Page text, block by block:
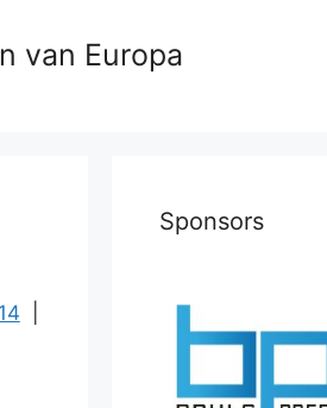
van Europa
Sponsors